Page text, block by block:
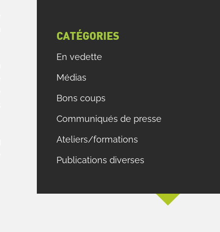
CATÉGORIES
En vedette
Médias
Bons coups
Communiqués de presse
Ateliers/formations
Publications diverses